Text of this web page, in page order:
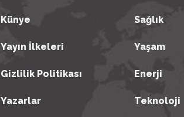
18
Künye
Yayın İlkeleri
Gizlilik Politikası
Yazarlar
Sağlık
Yaşam
Enerji
Teknoloji